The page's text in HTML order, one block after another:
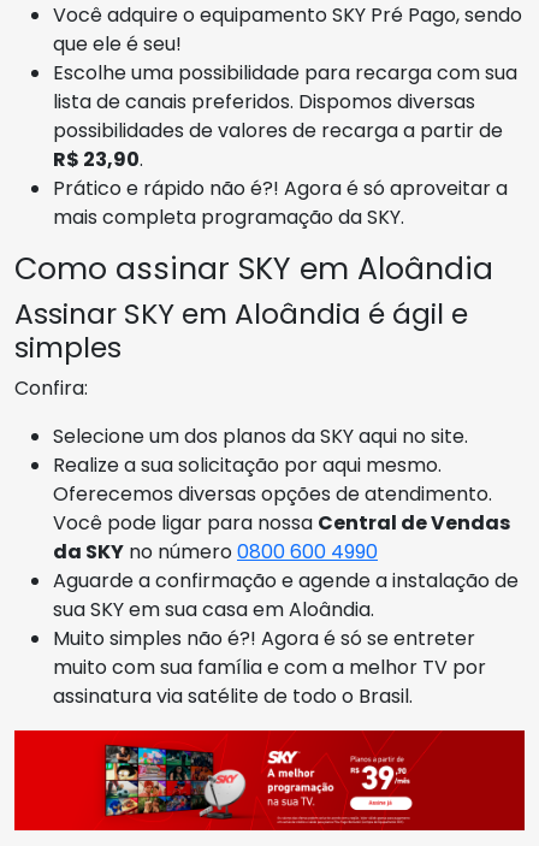
Você adquire o equipamento SKY Pré Pago, sendo
que ele é seu!
Escolhe uma possibilidade para recarga com sua
lista de canais preferidos. Dispomos diversas
possibilidades de valores de recarga a partir de
R$ 23,90.
Prático e rápido não é?! Agora é só aproveitar a
mais completa programação da SKY.
Como assinar SKY em Aloândia
Assinar SKY em Aloândia é ágil e
simples
Confira:
Selecione um dos planos da SKY aqui no site.
Realize a sua solicitação por aqui mesmo.
Oferecemos diversas opções de atendimento.
Você pode ligar para nossa Central de Vendas
da SKY no número0800 600 4990
Aguarde a confirmação e agende a instalação de
sua SKY em sua casa em Aloândia.
Muito simples não é?! Agora é só se entreter
muito com sua família e com a melhor TV por
assinatura via satélite de todo o Brasil.